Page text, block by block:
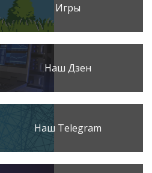
Игры
Наш Дзен
Наш Telegram